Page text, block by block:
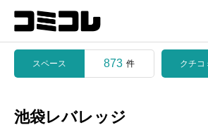
スペース 873 件 クチコ
池袋レバレッジ